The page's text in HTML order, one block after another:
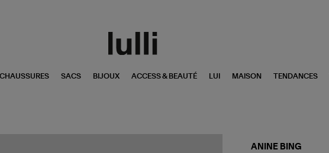
CHAUSSURES SACS BIJOUX ACCESS & BEAUTÉ LUI MAISON TENDANCES
ANINE BING